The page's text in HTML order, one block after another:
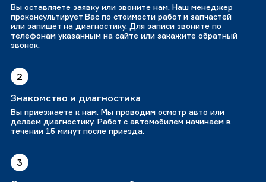
Вы оставляете заявку или звоните нам. Наш менеджер
проконсультирует Вас по стоимости работ и запчастей
или запишет на диагностику. Для записи звоните по
телефонам указанным на сайте или закажите обратный
звонок.
2
Знакомство и диагностика
Вы приезжаете к нам. Мы проводим осмотр авто или
делаем диагностику. Работ с автомобилем начинаем в
течении 15 минут после приезда.
3